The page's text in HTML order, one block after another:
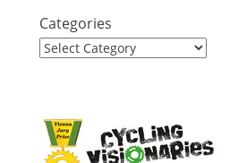
Categories
Categories